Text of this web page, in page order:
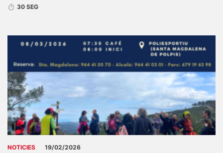
30 SEG
NOTICIES 19/02/2026